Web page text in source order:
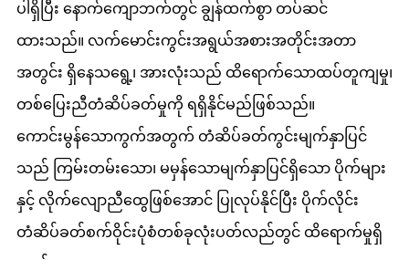
ပါရှိပြီး နောက်ကျောဘက်တွင် ချွန်ထက်စွာ တပ်ဆင်
ထားသည်။ လက်မောင်းကွင်းအရွယ်အစားအတိုင်းအတာ
အတွင်း ရှိနေသရွေ့၊ အားလုံးသည် ထိရောက်သောထပ်တူကျမှု၊
တစ်ပြေးညီတံဆိပ်ခတ်မှုကို ရရှိနိုင်မည်ဖြစ်သည်။
ကောင်းမွန်သောကွက်အတွက် တံဆိပ်ခတ်ကွင်းမျက်နှာပြင်
သည် ကြမ်းတမ်းသော၊ မမှန်သောမျက်နှာပြင်ရှိသော ပိုက်များ
နှင့် လိုက်လျောညီထွေဖြစ်အောင် ပြုလုပ်နိုင်ပြီး ပိုက်လိုင်း
တံဆိပ်ခတ်စက်ဝိုင်းပုံစံတစ်ခုလုံးပတ်လည်တွင် ထိရောက်မှုရှိ